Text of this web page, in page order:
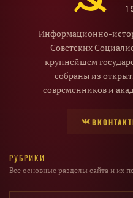
Информационно-
Советских
крупнейшем
собраны из
современников и
РУБРИКИ
Все основные разделы сайта и их